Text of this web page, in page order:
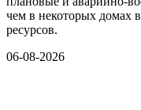
чем в некоторых домах
ресурсов.
06-08-2026